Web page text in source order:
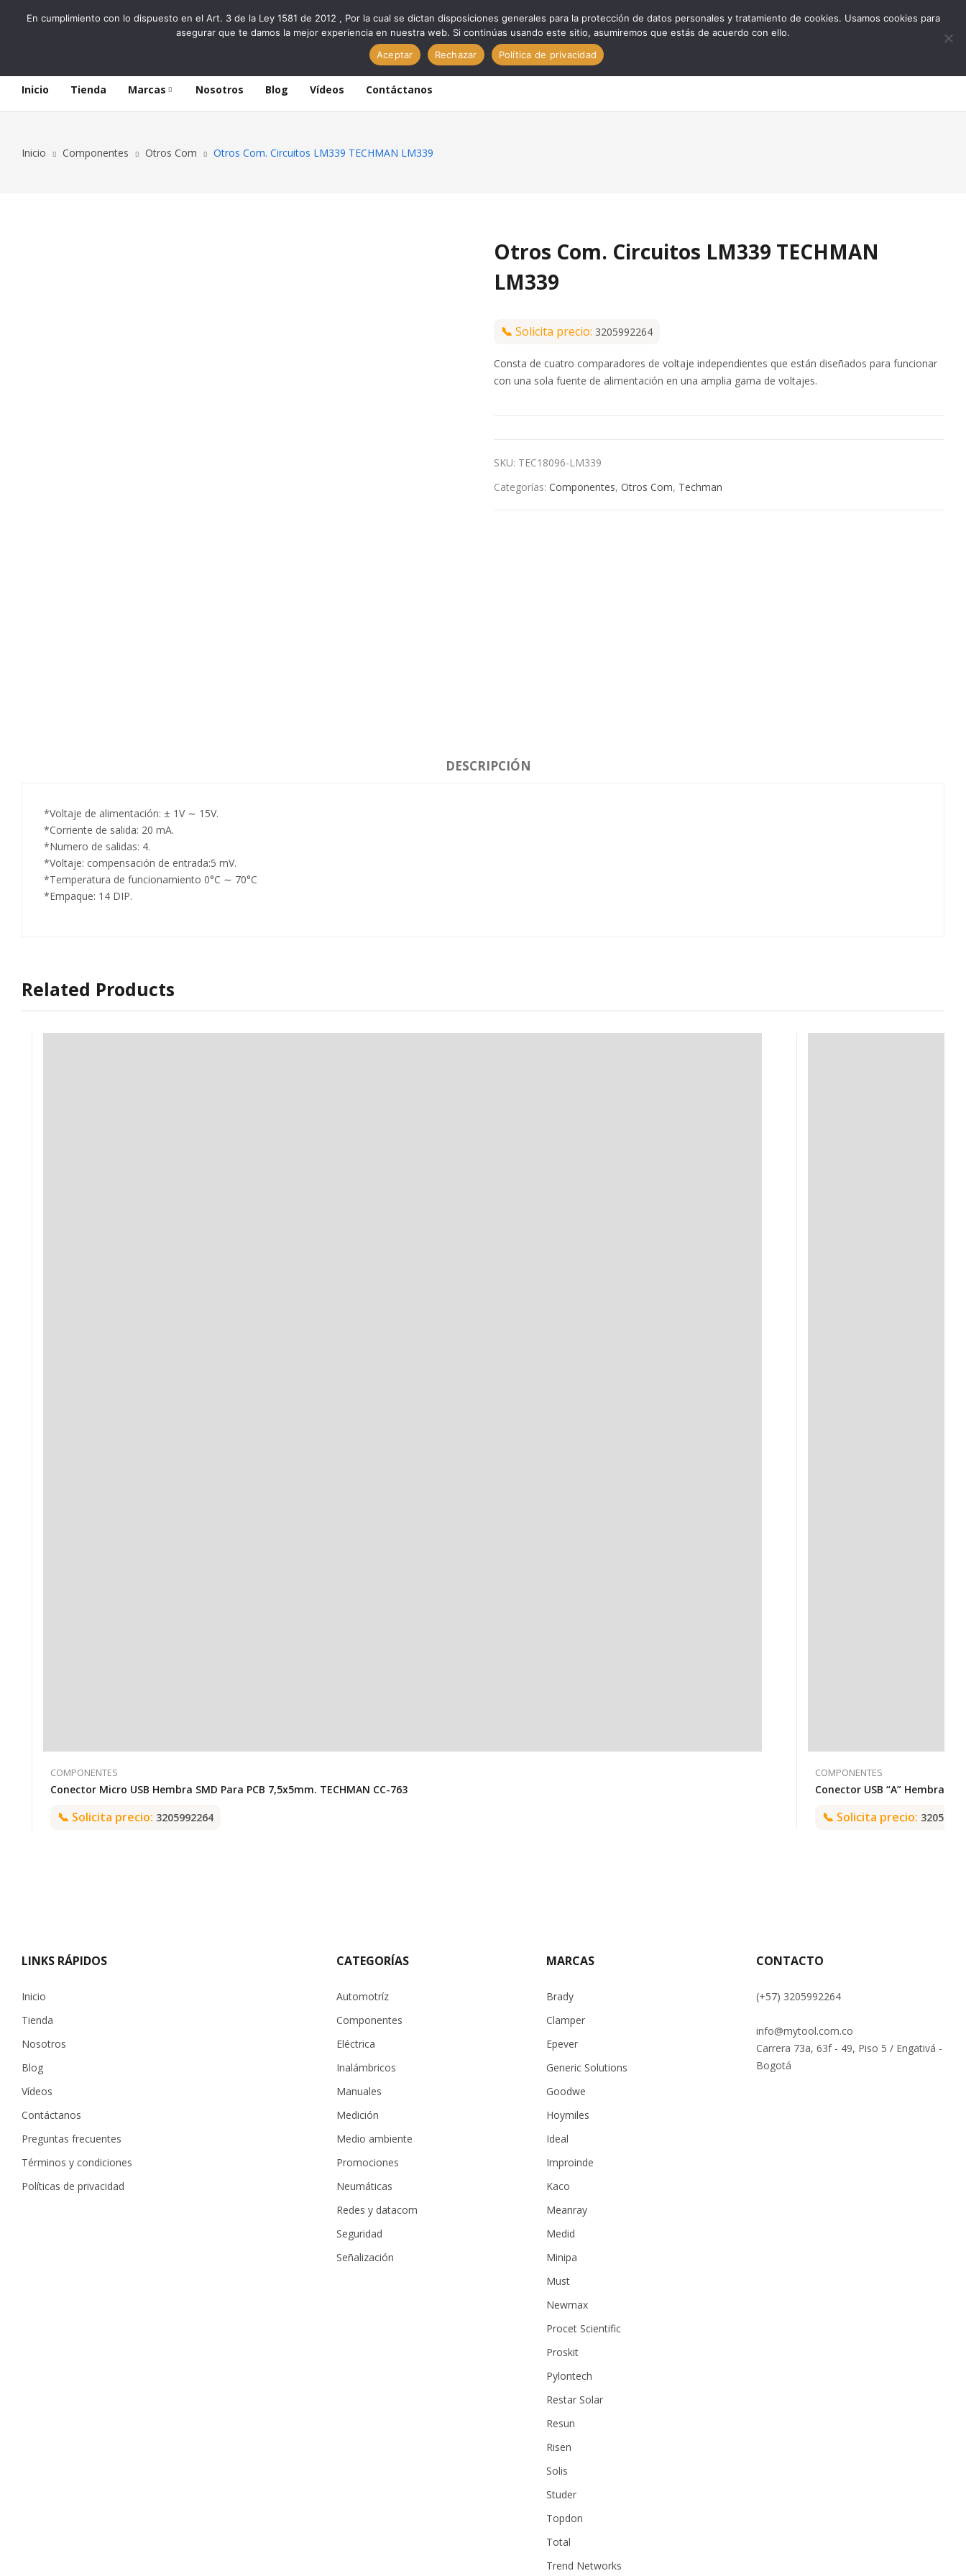
0
Inicio Tienda Marcas Nosotros Blog Vídeos Contáctanos
Inicio Componentes Otros Com Otros Com. Circuitos LM339 TECHMAN LM339
Otros Com. Circuitos LM339 TECHMAN
LM339
📞 Solicita precio: 3205992264
Consta de cuatro comparadores de voltaje independientes que están diseñados para funcionar
con una sola fuente de alimentación en una amplia gama de voltajes.
SKU: TEC18096-LM339
Categorías: Componentes, Otros Com, Techman
DESCRIPCIÓN
*Voltaje de alimentación: ± 1V ∼ 15V.
*Corriente de salida: 20 mA.
*Numero de salidas: 4.
*Voltaje: compensación de entrada:5 mV.
*Temperatura de funcionamiento 0°C ∼ 70°C
*Empaque: 14 DIP.
Related Products
COMPONENTES
Conector Micro USB Hembra SMD Para PCB 7,5x5mm. TECHMAN CC-763
📞 Solicita precio: 3205992264
COMPONENTES
📞 Solicita precio:
LINKS RÁPIDOS
Inicio
Tienda
Nosotros
Blog
Vídeos
Contáctanos
Preguntas frecuentes
Términos y condiciones
Políticas de privacidad
CATEGORÍAS
Automotríz
Componentes
Eléctrica
Inalámbricos
Manuales
Medición
Medio ambiente
Promociones
Neumáticas
Redes y datacom
Seguridad
Señalización
MARCAS
Brady
Clamper
Epever
Generic Solutions
Goodwe
Hoymiles
Ideal
Improinde
Kaco
Meanray
Medid
Minipa
Must
Newmax
Procet Scientific
Proskit
Pylontech
Restar Solar
Resun
Risen
Solis
Studer
Topdon
Total
Trend Networks
CONTACTO
(+57) 3205992264
info@mytool.com.co
Carrera 73a, 63f - 49, Piso 5 / Engativá -
Bogotá
En cumplimiento con lo dispuesto en el Art. 3 de la Ley 1581 de 2012 , Por la cual se dictan disposiciones generales para la protección de datos personales y tratamiento de cookies. Usamos cookies para
asegurar que te damos la mejor experiencia en nuestra web. Si continúas usando este sitio, asumiremos que estás de acuerdo con ello.
Aceptar
Rechazar Política de privacidad